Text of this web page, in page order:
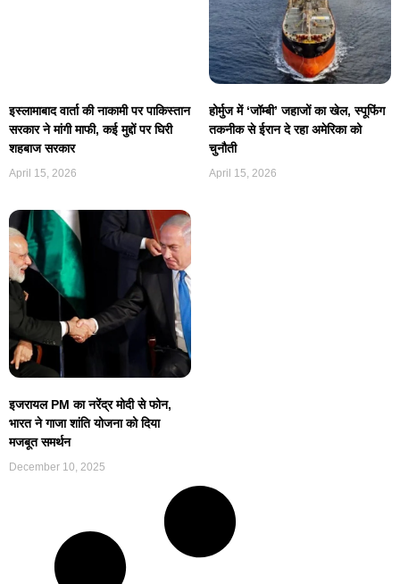
इस्लामाबाद वार्ता की नाकामी पर पाकिस्तान
सरकार ने मांगी माफी, कई मुद्दों पर घिरी
शहबाज सरकार
April 15, 2026
होर्मुज में ‘जॉम्बी’ जहाजों का खेल, स्पूफिंग
तकनीक से ईरान दे रहा अमेरिका को
चुनौती
April 15, 2026
इजरायल PM का नरेंद्र मोदी से फोन,
भारत ने गाजा शांति योजना को दिया
मजबूत समर्थन
December 10, 2025